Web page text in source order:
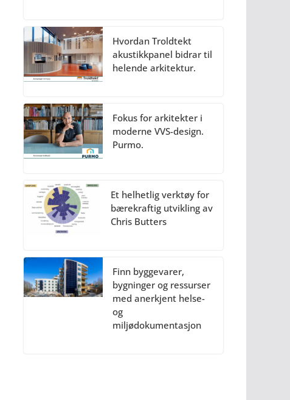
Hvordan Troldtekt
akustikkpanel bidrar til
helende arkitektur.
Fokus for arkitekter i
moderne VVS-design.
Purmo.
Et helhetlig verktøy for
bærekraftig utvikling av
Chris Butters
Finn byggevarer,
bygninger og ressurser
med anerkjent helse-
og
miljødokumentasjon